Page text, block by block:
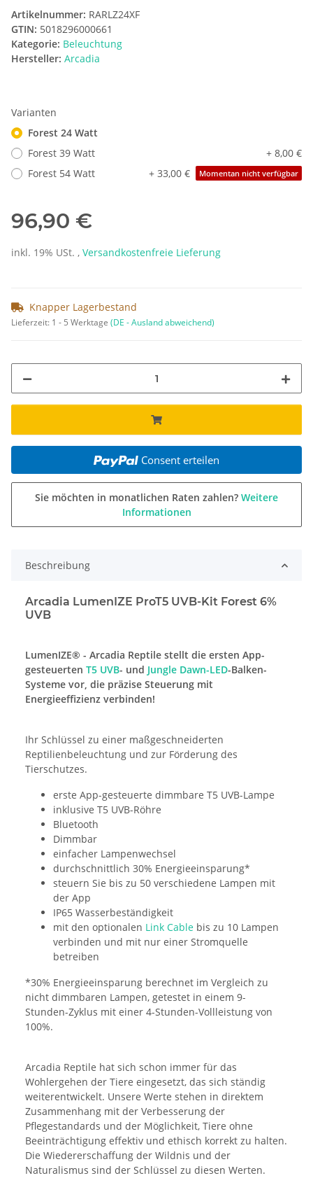
Artikelnummer: RARLZ24XF
GTIN: 5018296000661
Kategorie: Beleuchtung
Hersteller: Arcadia
Varianten
Forest 24 Watt
Forest 39 Watt
+ 8,00 €
Forest 54 Watt
+ 33,00 € Momentan nicht verfügbar
96,90 €
inkl. 19% USt. , Versandkostenfreie Lieferung
Knapper Lagerbestand
Lieferzeit: 1 - 5 Werktage (DE - Ausland abweichend)
Consent erteilen
Sie möchten in monatlichen Raten zahlen? Weitere
Informationen
Beschreibung
Arcadia LumenIZE ProT5 UVB-Kit Forest 6%
UVB
LumenIZE® - Arcadia Reptile stellt die ersten App-
gesteuerten T5 UVB- und Jungle Dawn-LED-Balken-
Systeme vor, die präzise Steuerung mit
Energieeffizienz verbinden!
Ihr Schlüssel zu einer maßgeschneiderten
Reptilienbeleuchtung und zur Förderung des
Tierschutzes.
erste App-gesteuerte dimmbare T5 UVB-Lampe
inklusive T5 UVB-Röhre
Bluetooth
Dimmbar
einfacher Lampenwechsel
durchschnittlich 30% Energieeinsparung*
steuern Sie bis zu 50 verschiedene Lampen mit
der App
IP65 Wasserbeständigkeit
mit den optionalen Link Cable bis zu 10 Lampen
verbinden und mit nur einer Stromquelle
betreiben
*30% Energieeinsparung berechnet im Vergleich zu
nicht dimmbaren Lampen, getestet in einem 9-
Stunden-Zyklus mit einer 4-Stunden-Vollleistung von
100%.
Arcadia Reptile hat sich schon immer für das
Wohlergehen der Tiere eingesetzt, das sich ständig
weiterentwickelt. Unsere Werte stehen in direktem
Zusammenhang mit der Verbesserung der
Pflegestandards und der Möglichkeit, Tiere ohne
Beeinträchtigung effektiv und ethisch korrekt zu halten.
Die Wiedererschaffung der Wildnis und der
Naturalismus sind der Schlüssel zu diesen Werten.